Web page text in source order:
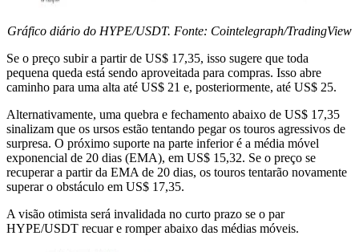
Gráfico diário do HYPE/USDT. Fonte: Cointelegraph/TradingView
Se o preço subir a partir de US$ 17,35, isso sugere que toda
pequena queda está sendo aproveitada para compras. Isso abre
caminho para uma alta até US$ 21 e, posteriormente, até US$ 25.
Alternativamente, uma quebra e fechamento abaixo de US$ 17,35
sinalizam que os ursos estão tentando pegar os touros agressivos de
surpresa. O próximo suporte na parte inferior é a média móvel
exponencial de 20 dias (EMA), em US$ 15,32. Se o preço se
recuperar a partir da EMA de 20 dias, os touros tentarão novamente
superar o obstáculo em US$ 17,35.
A visão otimista será invalidada no curto prazo se o par
HYPE/USDT recuar e romper abaixo das médias móveis.